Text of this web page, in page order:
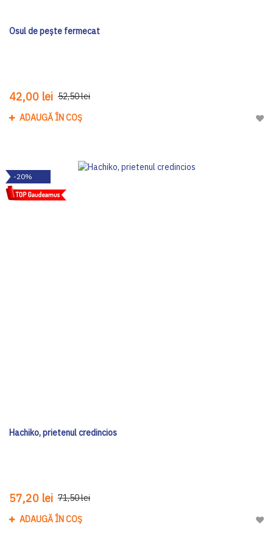
Osul de pește fermecat
42,00 lei 52,50 lei
ADAUGĂ ÎN COȘ
-20%
Hachiko, prietenul credincios
57,20 lei 71,50 lei
ADAUGĂ ÎN COȘ